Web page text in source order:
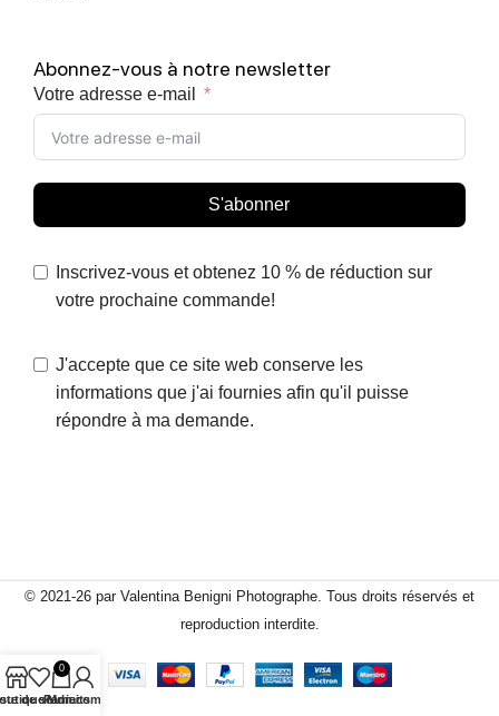
Abonnez-vous à notre newsletter
Votre adresse e-mail
S'abonner
Inscrivez-vous et obtenez 10 % de réduction sur
votre prochaine commande!
J'accepte que ce site web conserve les
informations que j'ai fournies afin qu'il puisse
répondre à ma demande.
© 2021-26 par Valentina Benigni Photographe. Tous droits réservés et
reproduction interdite.
de souhaits
0
Panier
Mon compte